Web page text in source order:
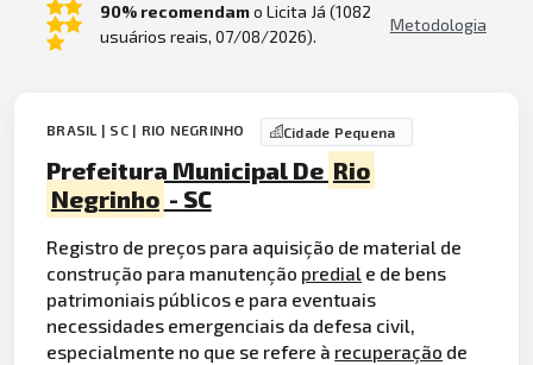
90% recomendamo Licita Já (1082
usuários reais, 07/08/2026).
Metodologia
BRASIL | SC | RIO NEGRINHO Cidade Pequena
Prefeitura Municipal De Rio
Negrinho - SC
Registro de preços para aquisição de material de
construção para manutenção predial e de bens
patrimoniais públicos e para eventuais
necessidades emergenciais da defesa civil,
especialmente no que se refere à recuperação de